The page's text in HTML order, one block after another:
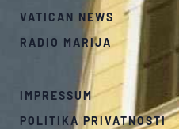
VATICAN NEWS
RADIO MARIJA
IMPRESSUM
POLITIKA PRIVATNOSTI